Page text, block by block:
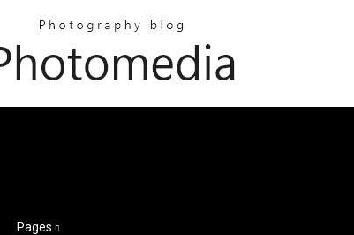
Pages